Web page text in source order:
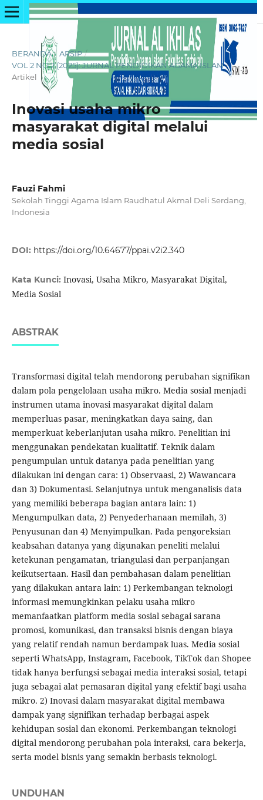
BERANDA / ARSIP /
VOL 2 NO 2 (2025): JURNAL PENDIDIKAN AGAMA ISLAM /
Artikel
Inovasi usaha mikro
masyarakat digital melalui
media sosial
Fauzi Fahmi
Sekolah Tinggi Agama Islam Raudhatul Akmal Deli Serdang,
Indonesia
DOI: https://doi.org/10.64677/ppai.v2i2.340
Kata Kunci: Inovasi, Usaha Mikro, Masyarakat Digital,
Media Sosial
ABSTRAK
Transformasi digital telah mendorong perubahan signifikan
dalam pola pengelolaan usaha mikro. Media sosial menjadi
instrumen utama inovasi masyarakat digital dalam
memperluas pasar, meningkatkan daya saing, dan
memperkuat keberlanjutan usaha mikro. Penelitian ini
menggunakan pendekatan kualitatif. Teknik dalam
pengumpulan untuk datanya pada penelitian yang
dilakukan ini dengan cara: 1) Observaasi, 2) Wawancara
dan 3) Dokumentasi. Selanjutnya untuk menganalisis data
yang memiliki beberapa bagian antara lain: 1)
Mengumpulkan data, 2) Penyederhanaan memilah, 3)
Penyusunan dan 4) Menyimpulkan. Pada pengoreksian
keabsahan datanya yang digunakan peneliti melalui
ketekunan pengamatan, triangulasi dan perpanjangan
keikutsertaan. Hasil dan pembahasan dalam penelitian
yang dilakukan antara lain: 1) Perkembangan teknologi
informasi memungkinkan pelaku usaha mikro
memanfaatkan platform media sosial sebagai sarana
promosi, komunikasi, dan transaksi bisnis dengan biaya
yang relatif rendah namun berdampak luas. Media sosial
seperti WhatsApp, Instagram, Facebook, TikTok dan Shopee
tidak hanya berfungsi sebagai media interaksi sosial, tetapi
juga sebagai alat pemasaran digital yang efektif bagi usaha
mikro. 2) Inovasi dalam masyarakat digital membawa
dampak yang signifikan terhadap berbagai aspek
kehidupan sosial dan ekonomi. Perkembangan teknologi
digital mendorong perubahan pola interaksi, cara bekerja,
serta model bisnis yang semakin berbasis teknologi.
UNDUHAN